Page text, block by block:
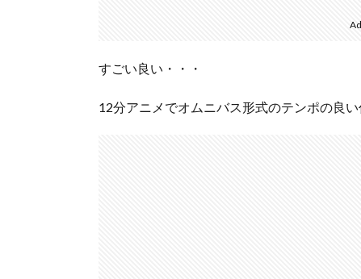
すごい良い・・・
12分アニメでオムニバス形式のテンポの良い